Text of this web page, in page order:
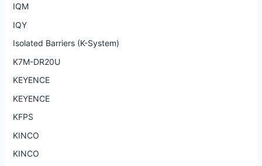
IQM
IQY
Isolated Barriers (K-System)
K7M-DR20U
KEYENCE
KEYENCE
KFPS
KINCO
KINCO